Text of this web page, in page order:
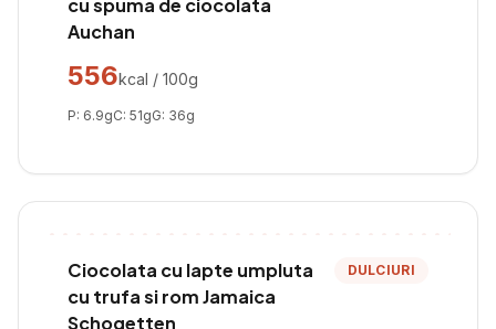
cu spuma de ciocolata
Auchan
556kcal / 100g
P: 6.9gC: 51gG: 36g
Ciocolata cu lapte umpluta
cu trufa si rom Jamaica
Schogetten
DULCIURI